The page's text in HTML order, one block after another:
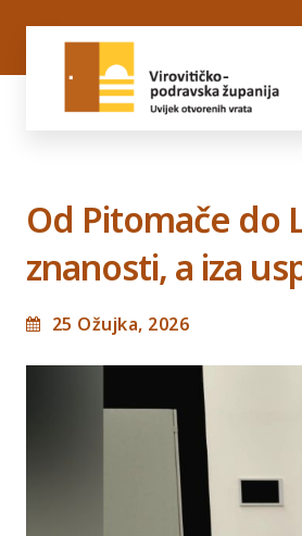
Od Pitomače do
znanosti, a iza
25 Ožujka, 2026